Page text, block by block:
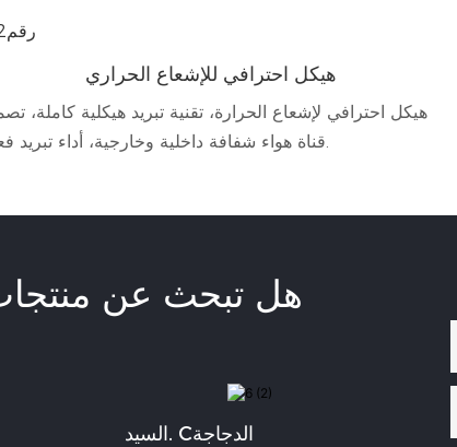
هيكل احترافي للإشعاع الحراري
هيكل احترافي لإشعاع الحرارة، تقنية تبريد هيكلية كاملة،
قناة هواء شفافة داخلية وخارجية، أداء تبريد فعال.
هل تبحث عن منتجات
السيد. Cالدجاجة